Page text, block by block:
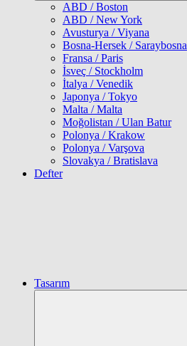
ABD / Boston
ABD / New York
Avusturya / Viyana
Bosna-Hersek / Saraybosna
Fransa / Paris
İsveç / Stockholm
İtalya / Venedik
Japonya / Tokyo
Malta / Malta
Moğolistan / Ulan Batur
Polonya / Krakow
Polonya / Varşova
Slovakya / Bratislava
Defter
Tasarım